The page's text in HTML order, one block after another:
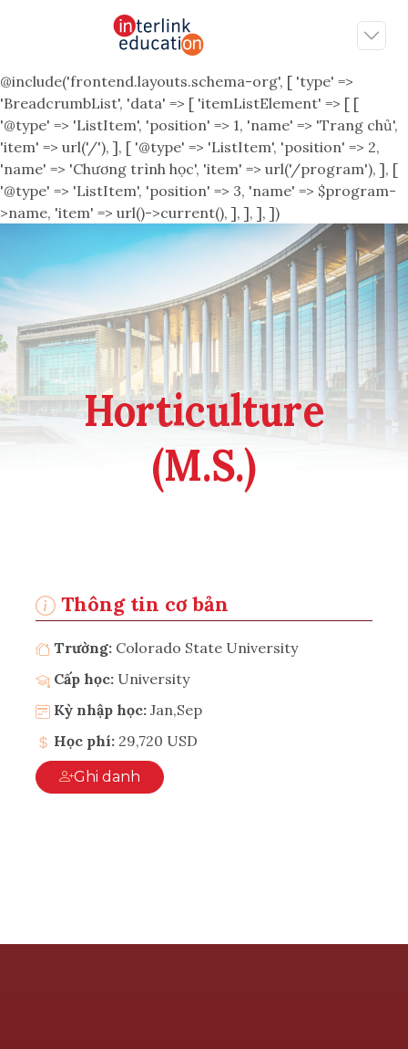
@include('frontend.layouts.schema-org', [ 'type' =>
'BreadcrumbList', 'data' => [ 'itemListElement' => [ [
'@type' => 'ListItem', 'position' => 1, 'name' => 'Trang chủ',
'item' => url('/'), ], [ '@type' => 'ListItem', 'position' => 2,
'name' => 'Chương trình học', 'item' => url('/program'), ], [
'@type' => 'ListItem', 'position' => 3, 'name' => $program-
>name, 'item' => url()->current(), ], ], ], ])
Horticulture
(M.S.)
Thông tin cơ bản
Trường: Colorado State University
Cấp học: University
Kỳ nhập học: Jan,Sep
Học phí: 29,720 USD
Ghi danh